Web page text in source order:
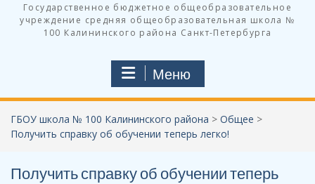
Государственное бюджетное общеобразовательное
учреждение средняя общеобразовательная школа №
100 Калининского района Санкт-Петербурга
Меню
ГБОУ школа № 100 Калининского района > Общее >
Получить справку об обучении теперь легко!
Получить справку об обучении теперь